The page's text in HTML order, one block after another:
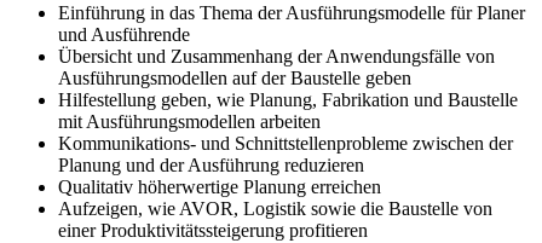
Einführung in das Thema der Ausführungsmodelle für Planer
und Ausführende
Übersicht und Zusammenhang der Anwendungsfälle von
Ausführungsmodellen auf der Baustelle geben
Hilfestellung geben, wie Planung, Fabrikation und Baustelle
mit Ausführungsmodellen arbeiten
Kommunikations- und Schnittstellenprobleme zwischen der
Planung und der Ausführung reduzieren
Qualitativ höherwertige Planung erreichen
Aufzeigen, wie AVOR, Logistik sowie die Baustelle von
einer Produktivitätssteigerung profitieren